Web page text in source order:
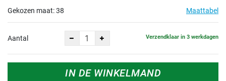
Gekozen maat:38 Maattabel
Aantal Verzendklaar in 3 werkdagen
IN DE WINKELMAND